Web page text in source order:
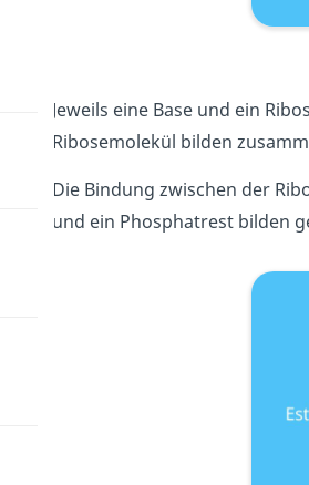
Jeweils eine Base und ein
Ribosemolekül bilden
Die Bindung zwischen der
und ein Phosphatrest bilden